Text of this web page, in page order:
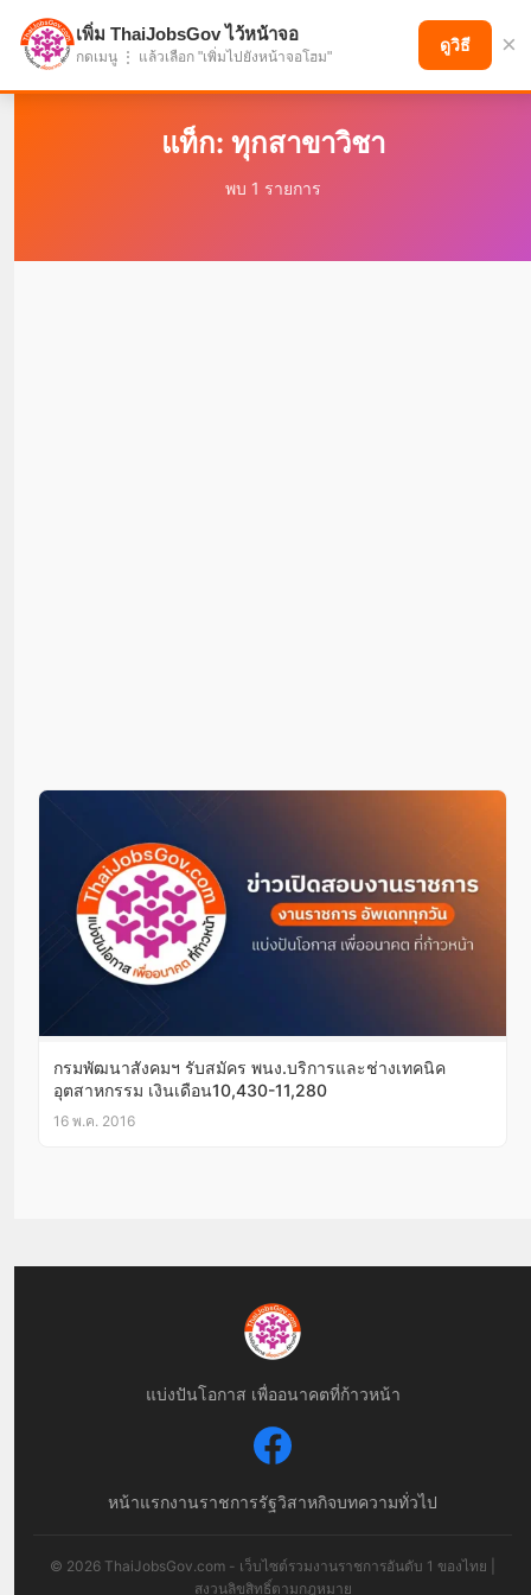
แบ่งปันโอกาส เพื่ออนาคตที่ก้าวหน้า
แท็ก: ทุกสาขาวิชา
พบ 1 รายการ
กรมพัฒนาสังคมฯ รับสมัคร พนง.บริการและช่างเทคนิค
อุตสาหกรรม เงินเดือน10,430-11,280
16 พ.ค. 2016
แบ่งปันโอกาส เพื่ออนาคตที่ก้าวหน้า
หน้าแรกงานราชการรัฐวิสาหกิจบทความทั่วไป
© 2026 ThaiJobsGov.com - เว็บไซต์รวมงานราชการอันดับ 1 ของไทย |
สงวนลิขสิทธิ์ตามกฎหมาย
เพิ่ม ThaiJobsGov ไว้หน้าจอ
กดเมนู ⋮ แล้วเลือก "เพิ่มไปยังหน้าจอโฮม"
ดูวิธี ×